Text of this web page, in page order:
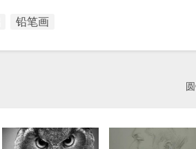
铅笔画